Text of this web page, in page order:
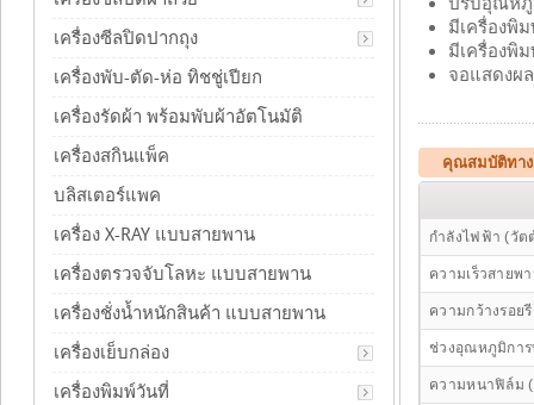
มีเครื่องพิ
มีเครื่องพิ
จอแสดงผ
คุณสมบัติทาง
กำลังไฟฟ้า (วัต
ความเร็วสายพ
ความกว้างรอย
ช่วงอุณหภูมิการ
ความหนาฟิล์ม
เครื่องซีลปิดปากถุง
เครื่องพับ-ตัด-ห่อ ทิชชู่เปียก
เครื่องรัดผ้า พร้อมพับผ้าอัตโนมัติ
เครื่องสกินแพ็ค
บลิสเตอร์แพค
เครื่อง X-RAY แบบสายพาน
เครื่องตรวจจับโลหะ แบบสายพาน
เครื่องชั่งน้ำหนักสินค้า แบบสายพาน
เครื่องเย็บกล่อง
เครื่องพิมพ์วันที่